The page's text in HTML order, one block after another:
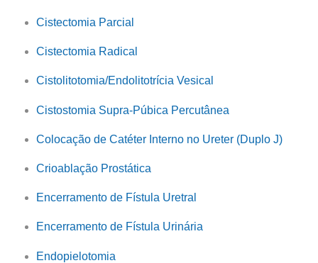
Cistectomia Parcial
Cistectomia Radical
Cistolitotomia/Endolitotrícia Vesical
Cistostomia Supra-Púbica Percutânea
Colocação de Catéter Interno no Ureter (Duplo J)
Crioablação Prostática
Encerramento de Fístula Uretral
Encerramento de Fístula Urinária
Endopielotomia